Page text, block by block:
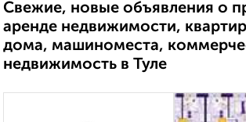
Свежие, новые объявления о
аренде недвижимости,
дома, машиноместа,
недвижимость в Туле